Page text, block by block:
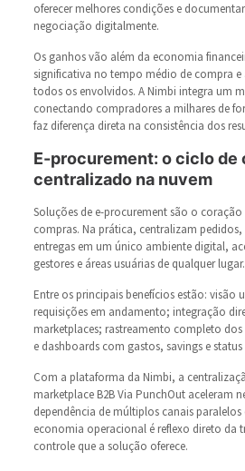
oferecer melhores condições e
negociação digitalmente.
Os ganhos vão além da economia
significativa no tempo médio de compra
todos os envolvidos. A Nimbi integra um
conectando compradores a milhares de
faz diferença direta na consistência dos
E-procurement: o ciclo de
centralizado na nuvem
Soluções de e-procurement são o
compras. Na prática, centralizam
entregas em um único ambiente digital,
gestores e áreas usuárias de qualquer lugar.
Entre os principais benefícios estão: visão
requisições em andamento; integração
marketplaces; rastreamento completo
e dashboards com gastos, savings e
Com a plataforma da Nimbi, a
marketplace B2B Via PunchOut aceleram
dependência de múltiplos canais paralelos
economia operacional é reflexo direto da
controle que a solução oferece.